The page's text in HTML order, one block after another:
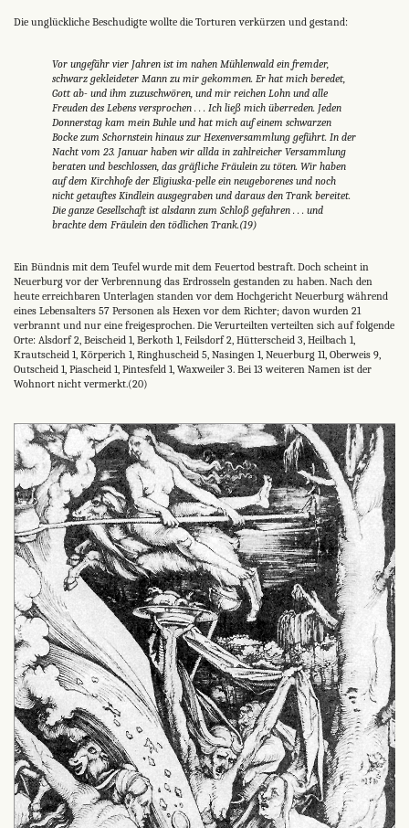
Die unglückliche Beschudigte wollte die Torturen verkürzen und gestand:
Vor ungefähr vier Jahren ist im nahen Mühlenwald ein fremder,
schwarz gekleideter Mann zu mir gekommen. Er hat mich beredet,
Gott ab- und ihm zuzuschwören, und mir reichen Lohn und alle
Freuden des Lebens versprochen . . . Ich ließ mich überreden. Jeden
Donnerstag kam mein Buhle und hat mich auf einem schwarzen
Bocke zum Schornstein hinaus zur Hexenversammlung geführt. In der
Nacht vom 23. Januar haben wir allda in zahlreicher Versammlung
beraten und beschlossen, das gräfliche Fräulein zu töten. Wir haben
auf dem Kirchhofe der Eligiuska-pelle ein neugeborenes und noch
nicht getauftes Kindlein ausgegraben und daraus den Trank bereitet.
Die ganze Gesellschaft ist alsdann zum Schloß gefahren . . . und
brachte dem Fräulein den tödlichen Trank.(19)
Ein Bündnis mit dem Teufel wurde mit dem Feuertod bestraft. Doch scheint in
Neuerburg vor der Verbrennung das Erdrosseln gestanden zu haben. Nach den
heute erreichbaren Unterlagen standen vor dem Hochgericht Neuerburg während
eines Lebensalters 57 Personen als Hexen vor dem Richter; davon wurden 21
verbrannt und nur eine freigesprochen. Die Verurteilten verteilten sich auf folgende
Orte: Alsdorf 2, Beischeid 1, Berkoth 1, Feilsdorf 2, Hütterscheid 3, Heilbach 1,
Krautscheid 1, Körperich 1, Ringhuscheid 5, Nasingen 1, Neuerburg 11, Oberweis 9,
Outscheid 1, Piascheid 1, Pintesfeld 1, Waxweiler 3. Bei 13 weiteren Namen ist der
Wohnort nicht vermerkt.(20)